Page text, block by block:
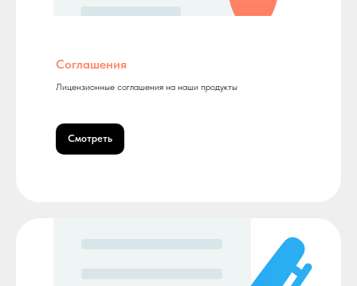
Соглашения
Лицензионные соглашения на наши продукты
Смотреть